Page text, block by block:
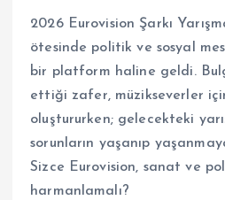
2026 Eurovision Şarkı
ötesinde politik ve sosyal
bir platform haline geldi.
ettiği zafer, müzikseverler
oluştururken; gelecekteki
sorunların yaşanıp
Sizce Eurovision, sanat ve
harmanlamalı?